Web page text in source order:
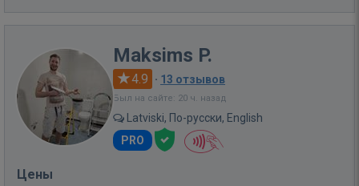
Maksims P.
4.9 · 13 отзывов
Был на сайте: 20 ч. назад
Latviski, По-русски, English
PRO
Цены